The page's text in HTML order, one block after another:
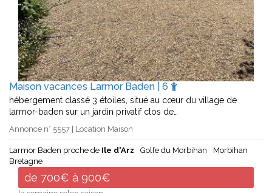
Maison vacances Larmor Baden | 6
hébergement classé 3 étoiles, situé au cœur du village de
larmor-baden sur un jardin privatif clos de…
Annonce n° 5557 | Location Maison
Larmor Baden proche de Ile d'Arz Golfe du Morbihan
Morbihan
Bretagne
de 700€ à 900€